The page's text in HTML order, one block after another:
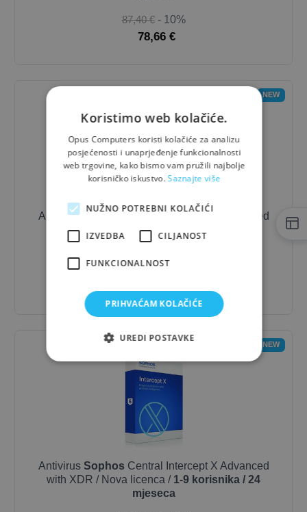
87,40 € - 10%
78,66 €
NEW
Antivirus
Central Intercept X Advanced
with XDR / Nova licenca /
mjeseci
1.048,79 € - 10%
NEW
Antivirus Sophos Central Intercept X Advanced
with XDR / Nova licenca / 1-9 korisnika / 24
mjeseca
Koristimo web kolačiće.
Opus Computers koristi kolačiće za analizu
posjećenosti i unaprjeđenje funkcionalnosti
web trgovine, kako bismo vam pružili najbolje
korisničko iskustvo.Saznajte više
NUŽNO POTREBNI KOLAČIĆI
IZVEDBA CILJANOST
FUNKCIONALNOST
PRIHVAĆAM KOLAČIĆE
UREDI POSTAVKE